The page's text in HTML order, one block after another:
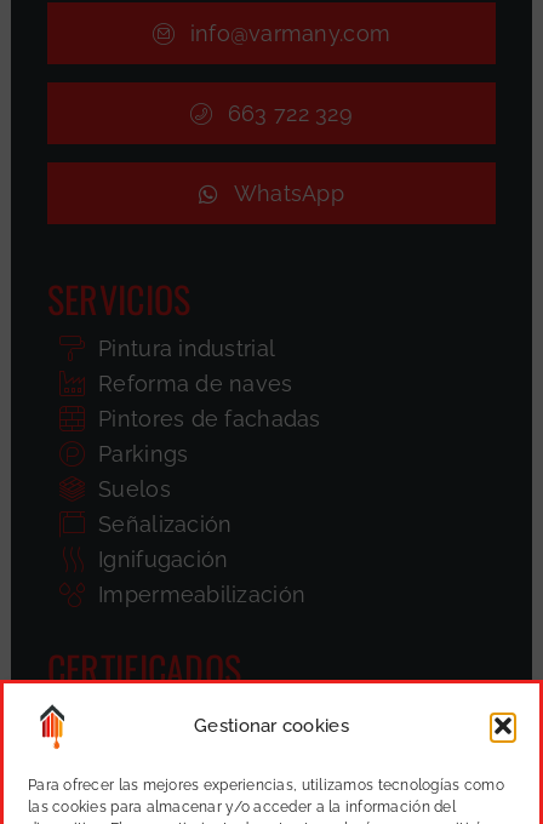
Gestionar cookies
Para ofrecer las mejores experiencias, utilizamos tecnologías como
las cookies para almacenar y/o acceder a la información del
info@varmany.com
663 722 329
WhatsApp
SERVICIOS
Pintura industrial
Reforma de naves
Pintores de fachadas
Parkings
Suelos
Señalización
Ignifugación
Impermeabilización
CERTIFICADOS